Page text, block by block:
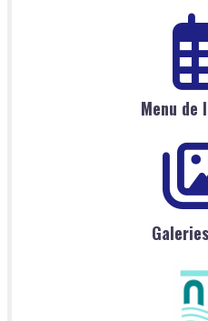
Menu de